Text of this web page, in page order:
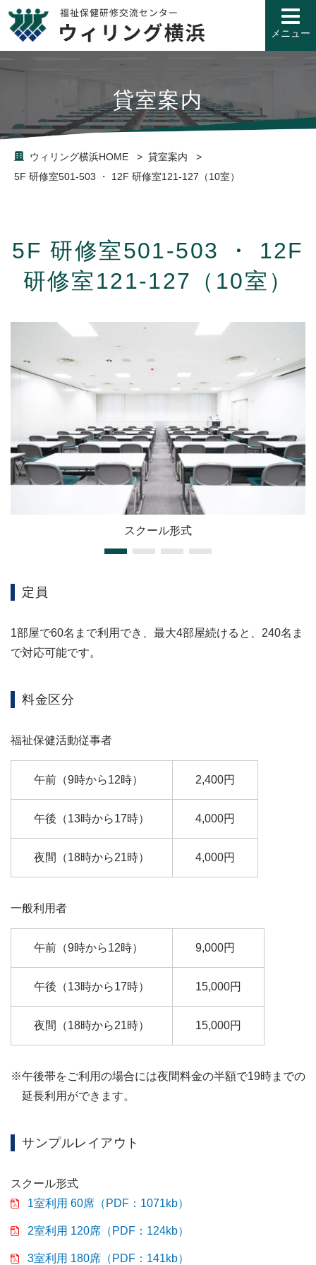
の
ペ
の
メニュー
貸室案内
ウィリング横浜HOME
貸室案内
5F 研修室501-503 ・ 12F 研修室121-127（10室）
5F 研修室501-503 ・ 12F
研修室121-127（10室）
スクール形式
定員
1部屋で60名まで利用でき、最大4部屋続けると、240名ま
で対応可能です。
料金区分
福祉保健活動従事者
午前（9時から12時） 2,400円
午後（13時から17時） 4,000円
夜間（18時から21時） 4,000円
一般利用者
午前（9時から12時） 9,000円
午後（13時から17時） 15,000円
夜間（18時から21時） 15,000円
※午後帯をご利用の場合には夜間料金の半額で19時までの
延長利用ができます。
サンプルレイアウト
スクール形式
1室利用 60席（PDF：1071kb）
2室利用 120席（PDF：124kb）
3室利用 180席（PDF：141kb）